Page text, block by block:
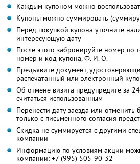
Каждым купоном можно
Купоны можно суммировать
Перед покупкой купона уточните
интересующую дату
После этого забронируйте номер по
номер и код купона, Ф. И. О.
Предъявите документ,
распечатанный или электронный
Об отмене визита предупредите за
считаться использованным
Перенести дату заезда или
только с письменного согласия
Скидка не суммируется с другими
компании
Информацию по условиям акции
компании: +7 (995) 505-90-32